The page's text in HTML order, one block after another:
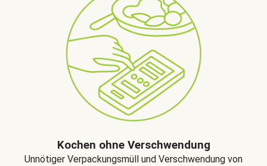
Kochen ohne Verschwendung
Unnötiger Verpackungsmüll und Verschwendung von